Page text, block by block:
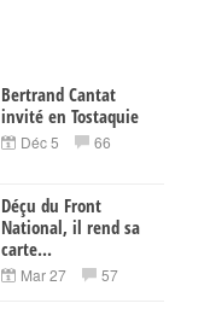
Bertrand Cantat
invité en Tostaquie
Déc 5 66
Déçu du Front
National, il rend sa
carte...
Mar 27 57